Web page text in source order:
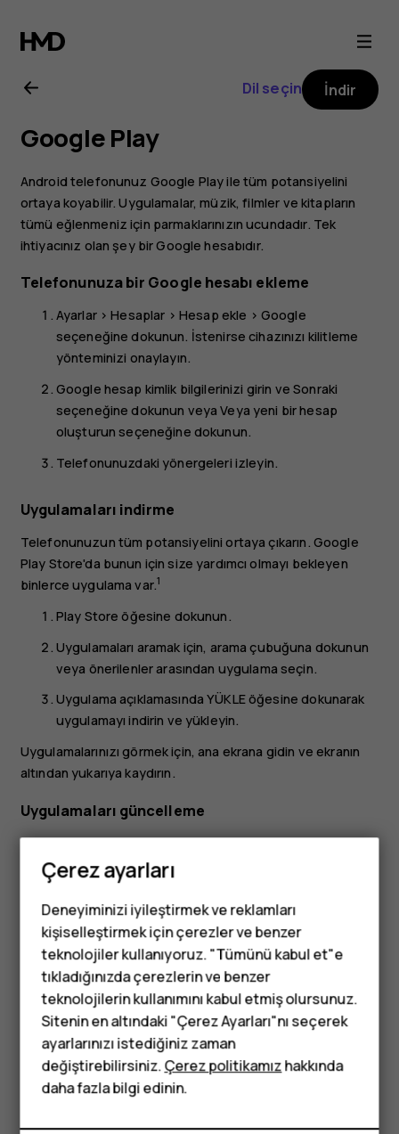
Nokia
3
kullanıcı
kılavuzu
Tuşlu telefonlar
Çocuklar için
telefonlar
Dil seçin İndir
Google Play
Android telefonunuz Google Play ile tüm potansiyelini
ortaya koyabilir. Uygulamalar, müzik, filmler ve kitapların
tümü eğlenmeniz için parmaklarınızın ucundadır. Tek
ihtiyacınız olan şey bir Google hesabıdır.
Telefonunuza bir Google hesabı ekleme
Ayarlar>Hesaplar > Hesap ekle > Google
seçeneğine dokunun. İstenirse cihazınızı kilitleme
yönteminizi onaylayın.
Google hesap kimlik bilgilerinizi girin veSonraki
seçeneğine dokunun veyaVeya yeni bir hesap
oluşturun seçeneğine dokunun.
Telefonunuzdaki yönergeleri izleyin.
Uygulamaları indirme
Telefonunuzun tüm potansiyelini ortaya çıkarın. Google
Play Store'da bunun için size yardımcı olmayı bekleyen
binlerce uygulama var.1
Play Store öğesine dokunun.
Uygulamaları aramak için, arama çubuğuna dokunun
veya önerilenler arasından uygulama seçin.
Uygulama açıklamasındaYÜKLEöğesine dokunarak
uygulamayı indirin ve yükleyin.
Uygulamalarınızı görmek için, ana ekrana gidin ve ekranın
altından yukarıya kaydırın.
Uygulamaları güncelleme
Tüm en son özellikleri ve hata düzeltmelerini almak içinPlay
Storeuygulamalarınızı güncelleyin.
Mevcut güncellemeleri görmek için
Uygulamalarım ve oyunlarımöğesine dokunun.
Güncellenecek uygulamaya veGÜNCELLE
dokunun.
Tüm uygulamaları aynı anda topluca güncelleyebilirsiniz.
Uygulamalarım ve oyunlarım
menüsünde
TÜMÜNÜ
öğesine dokunun.
İndirilmiş uygulamaları silme
Uygulamalarım ve oyunlarım
dokunun, silmek istediğiniz uygulamayı seçin veKaldır
Çerez ayarları
Deneyiminizi iyileştirmek ve reklamları
kişiselleştirmek için çerezler ve benzer
teknolojiler kullanıyoruz. "Tümünü kabul et"e
tıkladığınızda çerezlerin ve benzer
teknolojilerin kullanımını kabul etmiş olursunuz.
Sitenin en altındaki "Çerez Ayarları"nı seçerek
ayarlarınızı istediğiniz zaman
değiştirebilirsiniz.Çerez politikamızhakkında
daha fazla bilgi edinin.